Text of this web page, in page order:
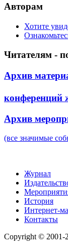
Авторам
Хотите
Читателям -
Архив
конференций
Архив
(все значимые
Журнал
История
Интернет-
Контакты
Copyright © 2001-